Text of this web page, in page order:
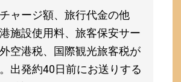
ャージ額、旅行代金の他
施設使用料、旅客保安サー
空港税、国際観光旅客税が
出発約40日前にお送りする